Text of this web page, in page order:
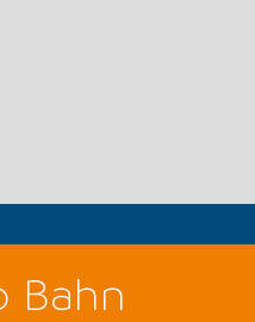
Bahn